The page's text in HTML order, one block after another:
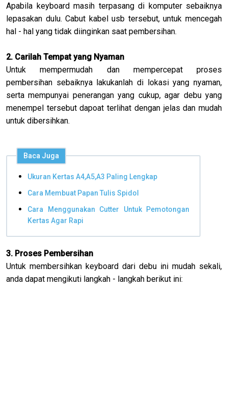
Apabila keyboard masih terpasang di komputer sebaiknya
lepasakan dulu. Cabut kabel usb tersebut, untuk mencegah
hal - hal yang tidak diinginkan saat pembersihan.
2. Carilah Tempat yang Nyaman
Untuk mempermudah dan mempercepat proses
pembersihan sebaiknya lakukanlah di lokasi yang nyaman,
serta mempunyai penerangan yang cukup, agar debu yang
menempel tersebut dapoat terlihat dengan jelas dan mudah
untuk dibersihkan.
Baca Juga
Ukuran Kertas A4,A5,A3 Paling Lengkap
Cara Membuat Papan Tulis Spidol
Cara Menggunakan Cutter Untuk Pemotongan
Kertas Agar Rapi
3. Proses Pembersihan
Untuk membersihkan keyboard dari debu ini mudah sekali,
anda dapat mengikuti langkah - langkah berikut ini: